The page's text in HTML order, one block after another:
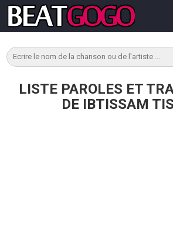
LISTE PAROLES ET
DE IBTISSAM